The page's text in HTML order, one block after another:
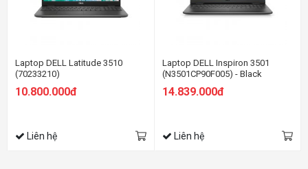
Laptop DELL Latitude 3510
(70233210)
10.800.000đ
Liên hệ
Laptop DELL Inspiron 3501
(N3501CP90F005) - Black
14.839.000đ
Liên hệ